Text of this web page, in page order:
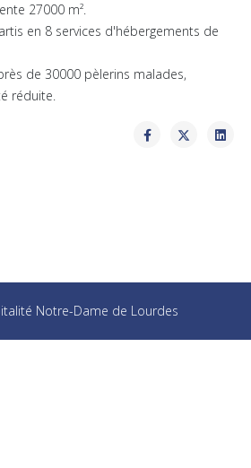
27000 m².
en 8 services d'hébergements de
de 30000 pèlerins malades,
réduite.
Notre-Dame de Lourdes